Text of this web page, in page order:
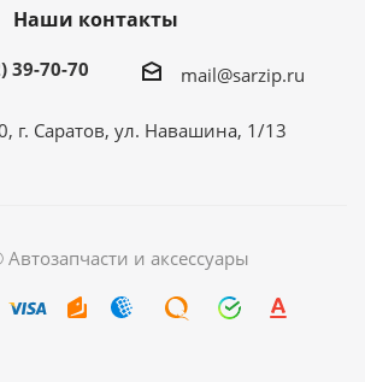
Наши контакты
39-70-70 mail@sarzip.ru
г. Саратов, ул. Навашина, 1/13
и аксессуары